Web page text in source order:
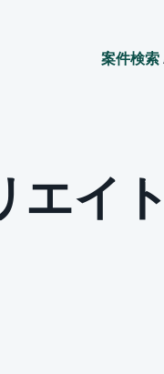
案件検索
エイ